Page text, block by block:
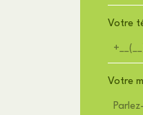
Votre
Votre